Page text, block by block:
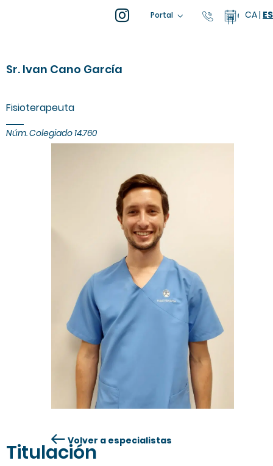
Portal 93 805 04
CA| ES
Sr. Ivan Cano García
Fisioterapeuta
Núm. Colegiado 14.760
TitulaciónVolver a especialistas